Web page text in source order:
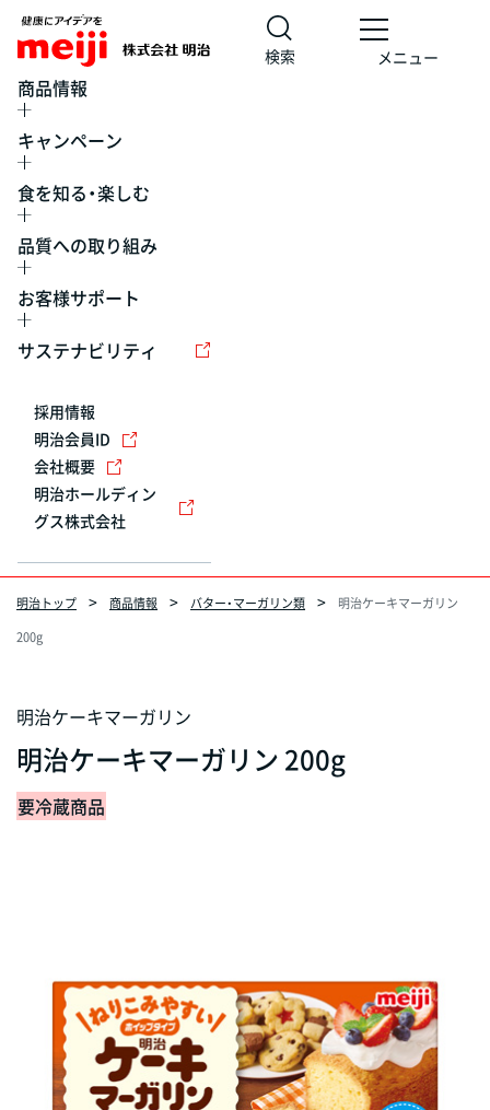
検索 メニュー
商品情報
キャンペーン
食を知る・楽しむ
品質への取り組み
お客様サポート
サステナビリティ
採用情報
明治会員ID
会社概要
明治ホールディン
グス株式会社
明治トップ 商品情報 バター・マーガリン類
明治ケーキマーガリン
200g
明治ケーキマーガリン
明治ケーキマーガリン 200g
要冷蔵商品